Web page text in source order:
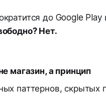
до Google
Нет.
магазин, а принцип
паттернов, скрытых